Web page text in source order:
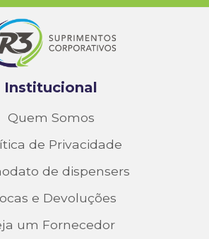
Institucional
Quem Somos
de Privacidade
de dispensers
e Devoluções
um Fornecedor